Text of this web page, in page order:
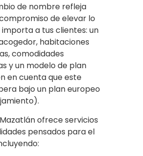
de nombre refleja
de elevar lo
importa a tus clientes: un
habitaciones
comodidades
y un modelo de plan
en cuenta que este
bajo un plan europeo
ofrece servicios
pensados para el